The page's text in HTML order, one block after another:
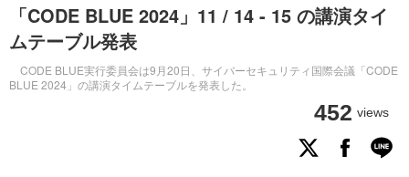
「CODE BLUE 2024」11 / 14 - 15 の講演タイ
ムテーブル発表
CODE BLUE実行委員会は9月20日、サイバーセキュリティ国際会議「CODE
BLUE 2024」の講演タイムテーブルを発表した。
452 views